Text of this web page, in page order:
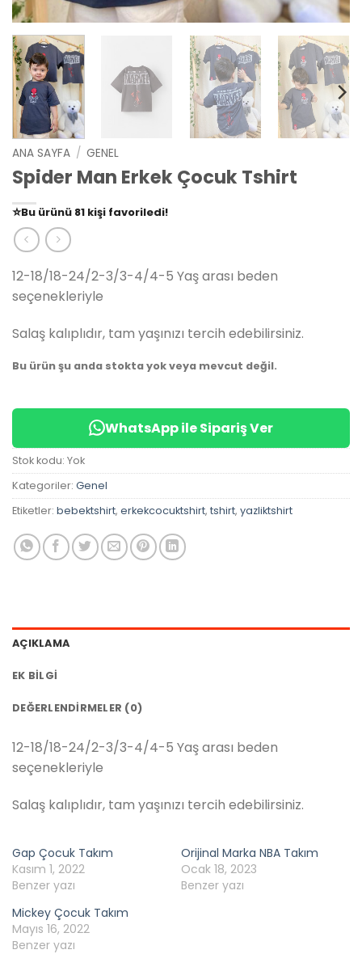
ANA SAYFA / GENEL
Spider Man Erkek Çocuk Tshirt
⭐️Bu ürünü 81 kişi favoriledi!
🛒39 kişisepetine ekledi!
✅ Bugün 14 adet
12-18/18-24/2-3/3-4/4-5 Yaş arası beden
seçenekleriyle
Salaş kalıplıdır, tam yaşınızı tercih edebilirsiniz.
Bu ürün şu anda stokta yok veya mevcut değil.
WhatsApp ile Sipariş Ver
Stok kodu: Yok
Kategoriler: Genel
Etiketler: bebektshirt, erkekcocuktshirt, tshirt, yazliktshirt
AÇIKLAMA
EK BILGI
DEĞERLENDIRMELER (0)
12-18/18-24/2-3/3-4/4-5 Yaş arası beden
seçenekleriyle
Salaş kalıplıdır, tam yaşınızı tercih edebilirsiniz.
Gap Çocuk Takım
Kasım 1, 2022
Benzer yazı
Orijinal Marka NBA Takım
Ocak 18, 2023
Benzer yazı
Mickey Çocuk Takım
Mayıs 16, 2022
Benzer yazı